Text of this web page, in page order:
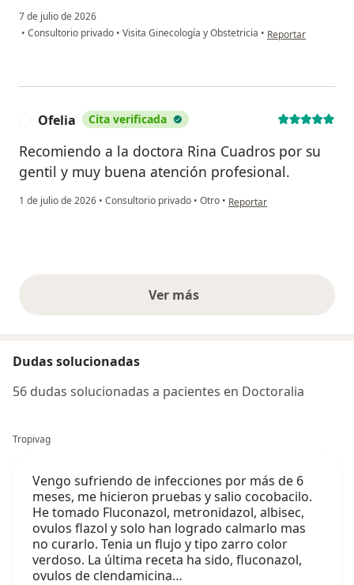
7 de julio de 2026
• Consultorio privado • Visita Ginecología y Obstetricia • en opinión del
Reportar
Ofelia Cita verificada
Recomiendo a la doctora Rina Cuadros por su
gentil y muy buena atención profesional.
1 de julio de 2026 • Consultorio privado • Otro • en opinión del usuario Ofelia
Reportar
Ver másopiniones anteriores
Dudas solucionadas
56 dudas solucionadas a pacientes en Doctoralia
Tropivag
Vengo sufriendo de infecciones por más de 6
meses, me hicieron pruebas y salio cocobacilo.
He tomado Fluconazol, metronidazol, albisec,
ovulos flazol y solo han logrado calmarlo mas
no curarlo. Tenia un flujo y tipo zarro color
verdoso. La última receta ha sido, fluconazol,
ovulos de clendamicina…